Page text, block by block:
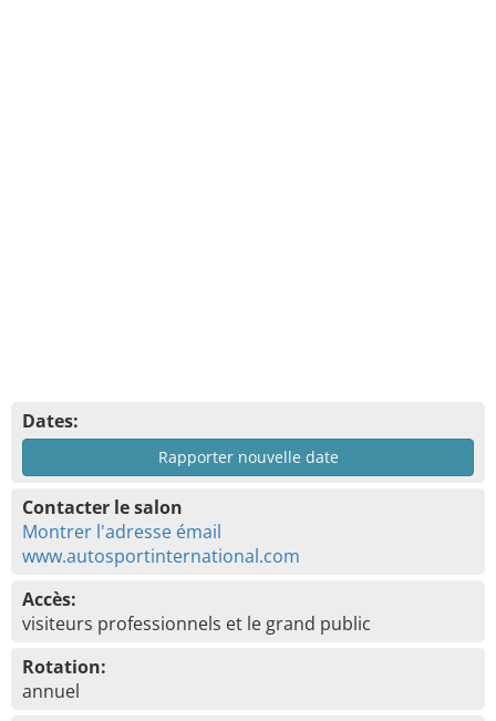
Dates:
Rapporter nouvelle date
Contacter le salon
Montrer l'adresse émail
www.autosportinternational.com
Accès:
visiteurs professionnels et le grand public
Rotation:
annuel